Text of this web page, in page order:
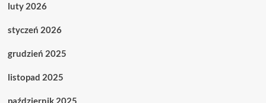
luty 2026
styczeń 2026
grudzień 2025
listopad 2025